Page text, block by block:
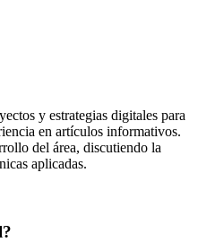
y estrategias digitales para
en artículos informativos.
del área, discutiendo la
aplicadas.